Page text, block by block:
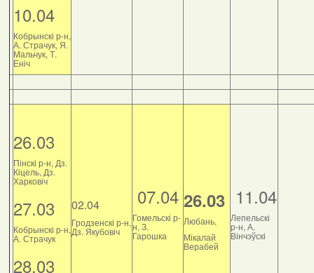
10.04
Кобрынскі р-н,
А. Страчук, Я.
Мальчук, Т.
Еніч
26.03
Пінскі р-н, Дз.
Кіцель, Дз.
Харковіч
27.03
Кобрынскі р-н,
А. Страчук
28.03
02.04
Гродзенскі р-н,
Дз. Якубовіч
07.04
Гомельскі р-
н, З.
Гарошка
26.03
Любань,
Мікалай
Верабей
11.04
Лепельскі
р-н, А.
Вінчэўскі